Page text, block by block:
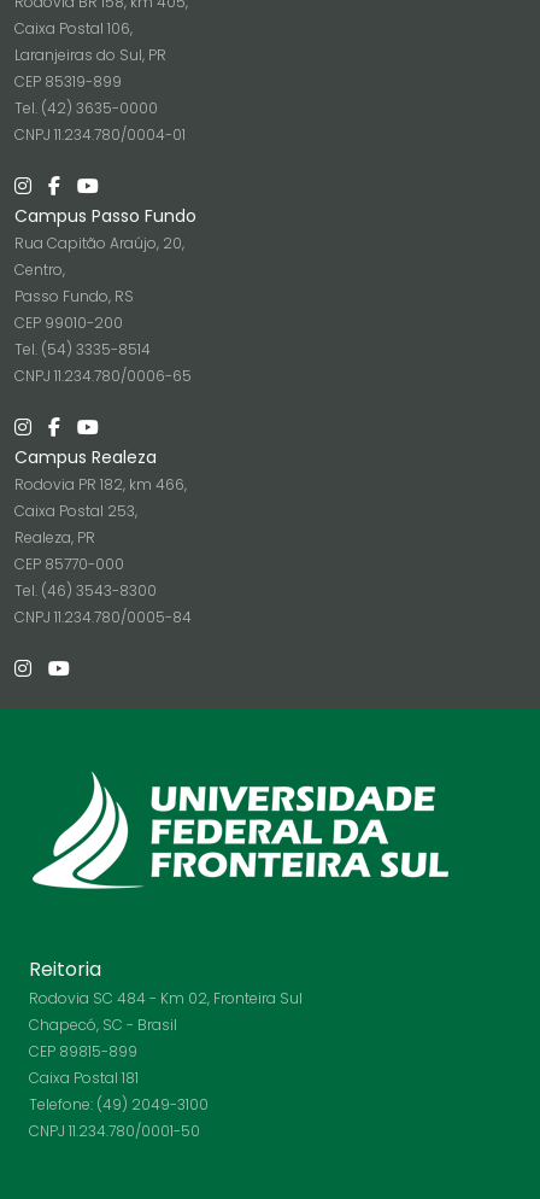
Caixa Postal 106,
Laranjeiras do Sul, PR
CEP 85319-899
Tel. (42) 3635-0000
CNPJ 11.234.780/0004-01
Campus Passo Fundo
Rua Capitão Araújo, 20,
Centro,
Passo Fundo, RS
CEP 99010-200
Tel. (54) 3335-8514
CNPJ 11.234.780/0006-65
Campus Realeza
Rodovia PR 182, km 466,
Caixa Postal 253,
Realeza, PR
CEP 85770-000
Tel. (46) 3543-8300
CNPJ 11.234.780/0005-84
Reitoria
Rodovia SC 484 - Km 02, Fronteira Sul
Chapecó, SC - Brasil
CEP 89815-899
Caixa Postal 181
Telefone: (49) 2049-3100
CNPJ 11.234.780/0001-50